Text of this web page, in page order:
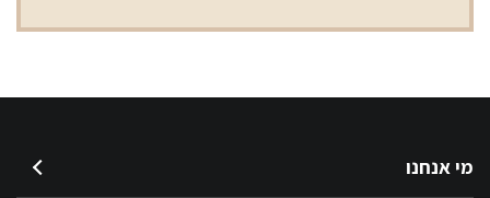
מי אנחנו